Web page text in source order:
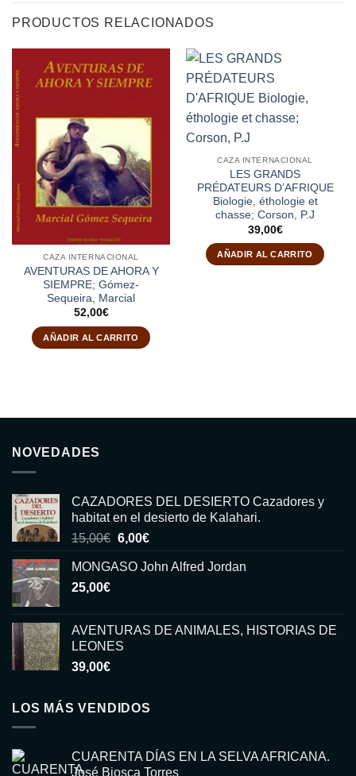
PRODUCTOS RELACIONADOS
CAZA INTERNACIONAL
AVENTURAS DE AHORA Y
SIEMPRE; Gómez-
Sequeira, Marcial
52,00€
AÑADIR AL CARRITO
CAZA INTERNACIONAL
LES GRANDS
PRÉDATEURS D’AFRIQUE
Biologie, éthologie et
chasse; Corson, P.J
39,00€
AÑADIR AL CARRITO
NOVEDADES
CAZADORES DEL DESIERTO Cazadores y
habitat en el desierto de Kalahari.
15,00€ El
original
6,00€El
actual
MONGASO John Alfred Jordan
25,00€
AVENTURAS DE ANIMALES, HISTORIAS DE
LEONES
39,00€
LOS MÁS VENDIDOS
CUARENTA DÍAS EN LA SELVA AFRICANA.
José Biosca Torres